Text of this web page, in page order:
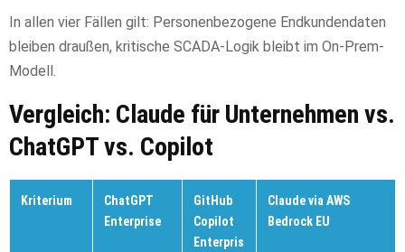
In allen vier Fällen gilt: Personenbezogene Endkundendaten
bleiben draußen, kritische SCADA-Logik bleibt im On-Prem-
Modell.
Vergleich: Claude für Unternehmen vs.
ChatGPT vs. Copilot
Kriterium
ChatGPT
Enterprise
GitHub
Copilot
Enterpris
Claude via AWS
Bedrock EU